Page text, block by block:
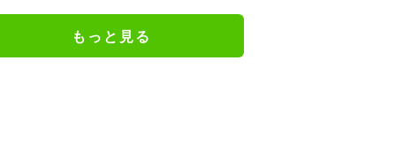
もっと見る